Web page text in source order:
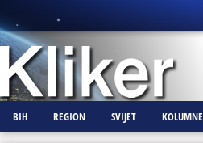
BIH REGION SVIJET KOLUMNE